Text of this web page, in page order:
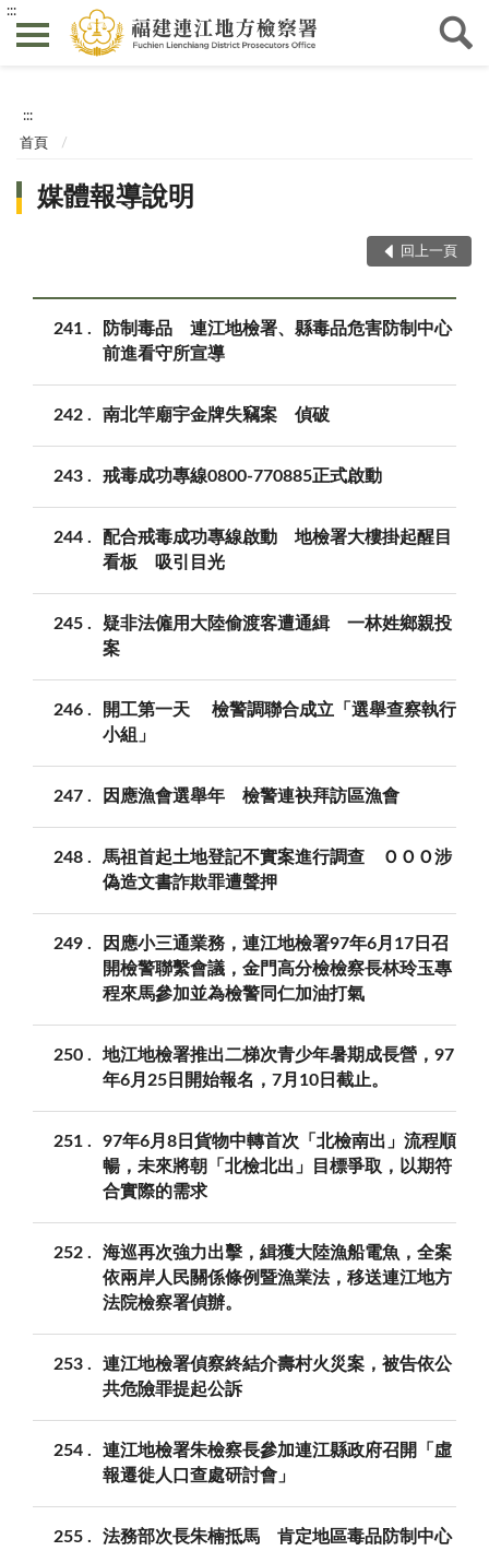
:::
:::
首頁
媒體報導說明
回上一頁
241
防制毒品 連江地檢署、縣毒品危害防制中心
前進看守所宣導
242 南北竿廟宇金牌失竊案 偵破
243 戒毒成功專線0800-770885正式啟動
244
配合戒毒成功專線啟動 地檢署大樓掛起醒目
看板 吸引目光
245
疑非法僱用大陸偷渡客遭通緝 一林姓鄉親投
案
246
開工第一天 檢警調聯合成立「選舉查察執行
小組」
247 因應漁會選舉年 檢警連袂拜訪區漁會
248
馬祖首起土地登記不實案進行調查 ＯＯＯ涉
偽造文書詐欺罪遭聲押
249
因應小三通業務，連江地檢署97年6月17日召
開檢警聯繫會議，金門高分檢檢察長林玲玉專
程來馬參加並為檢警同仁加油打氣
250
地江地檢署推出二梯次青少年暑期成長營，97
年6月25日開始報名，7月10日截止。
251
97年6月8日貨物中轉首次「北檢南出」流程順
暢，未來將朝「北檢北出」目標爭取，以期符
合實際的需求
252
海巡再次強力出擊，緝獲大陸漁船電魚，全案
依兩岸人民關係條例暨漁業法，移送連江地方
法院檢察署偵辦。
253
連江地檢署偵察終結介壽村火災案，被告依公
共危險罪提起公訴
254
連江地檢署朱檢察長參加連江縣政府召開「虛
報遷徙人口查處研討會」
255
法務部次長朱楠抵馬 肯定地區毒品防制中心